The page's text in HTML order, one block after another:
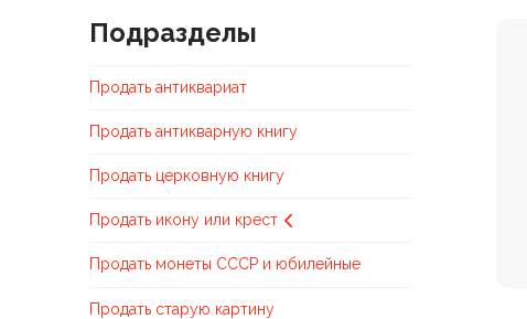
Подразделы
Продать антиквариат
Продать антикварную книгу
Продать церковную книгу
Продать икону или крест
Продать монеты СССР и юбилейные
Продать старую картину